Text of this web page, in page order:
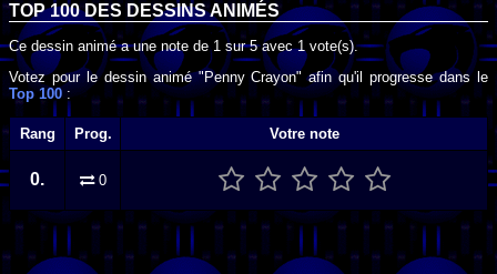
TOP 100 DESDESSINS ANIMÉS
Ce dessin animé a une note de 1 sur5avec1 vote(s).
Votez pour le dessin animé "Penny Crayon" afin qu'il progresse dans le
Top 100 :
Rang Prog. Votre note
0. 0